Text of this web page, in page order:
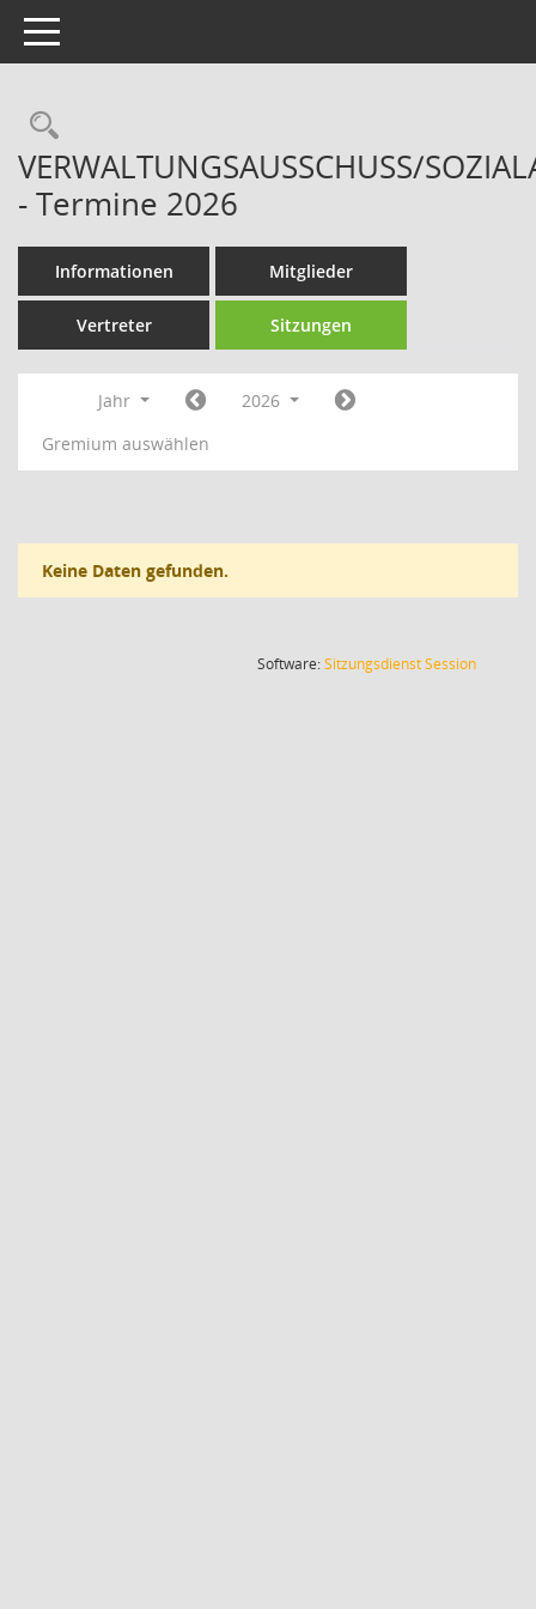
Toggle navigation
Rechercheauswahl
VERWALTUNGSAUSSCHUSS/
- Termine 2026
Informationen Mitglieder
Vertreter Sitzungen
Jahr
2026
Gremium auswählen
Keine Daten gefunden.
Software:SitzungsdienstSession(Wird in